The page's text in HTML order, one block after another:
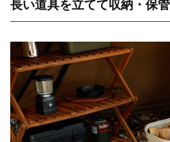
長い道具を立てて収納・保